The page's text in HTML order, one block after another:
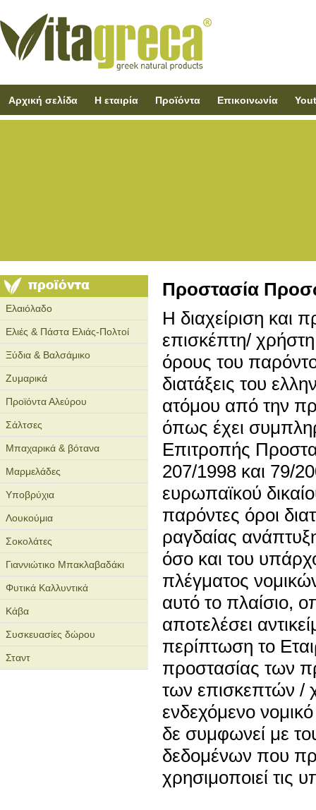
Αρχική σελίδα Η εταιρία Προϊόντα Επικοινωνία
Ελαιόλαδο
Ελιές & Πάστα Ελιάς-Πολτοί
Ξύδια & Βαλσάμικο
Ζυμαρικά
Προϊόντα Αλεύρου
Σάλτσες
Μπαχαρικά & βότανα
Μαρμελάδες
Υποβρύχια
Λουκούμια
Σοκολάτες
Γιαννιώτικο Μπακλαβαδάκι
Φυτικά Καλλυντικά
Κάβα
Συσκευασίες δώρου
Σταντ
Προστασία
Η διαχείριση και
επισκέπτη/
όρους του
διατάξεις του
ατόμου από την
όπως έχει
Επιτροπής
207/1998 και 79/
ευρωπαϊκού
παρόντες όροι
ραγδαίας
όσο και του
πλέγματος
αυτό το πλαίσιο,
αποτελέσει
περίπτωση το
προστασίας των
των επισκεπτών /
ενδεχόμενο
δε συμφωνεί με
δεδομένων που
χρησιμοποιεί τις